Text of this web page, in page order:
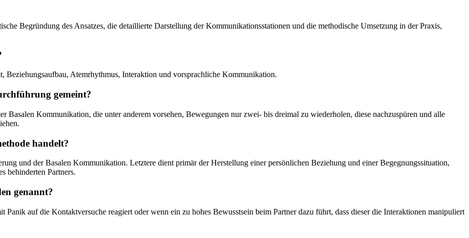
Begründung des Ansatzes, die detaillierte Darstellung der Kommunikationsstationen und die methodische Umsetzung in der Praxis,
Beziehungsaufbau, Atemrhythmus, Interaktion und vorsprachliche Kommunikation.
gemeint?
Basalen Kommunikation, die unter anderem vorsehen, Bewegungen nur zwei- bis dreimal zu wiederholen, diese nachzuspüren und alle
handelt?
und der Basalen Kommunikation. Letztere dient primär der Herstellung einer persönlichen Beziehung und einer Begegnungssituation,
behinderten Partners.
genannt?
Panik auf die Kontaktversuche reagiert oder wenn ein zu hohes Bewusstsein beim Partner dazu führt, dass dieser die Interaktionen manipuliert